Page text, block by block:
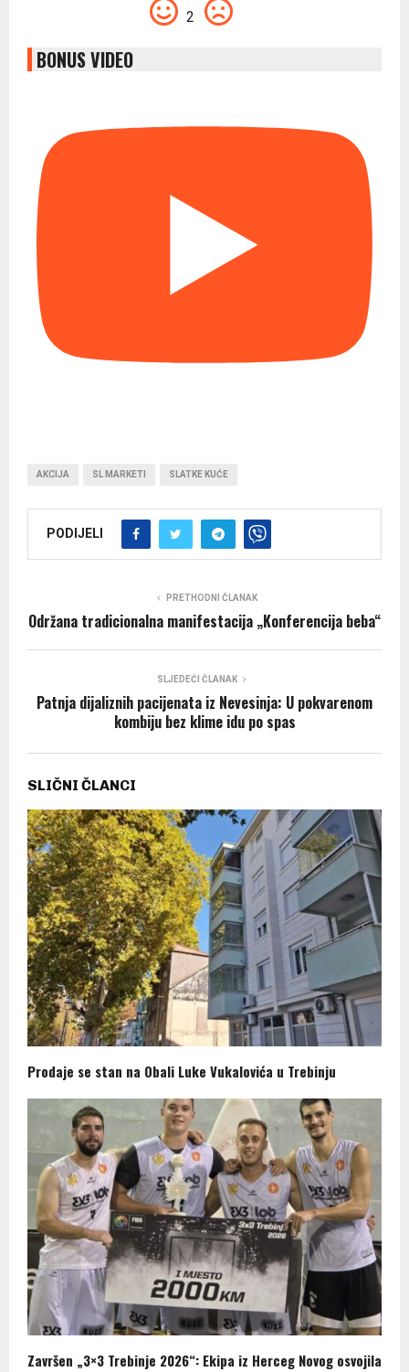
2
BONUS VIDEO
AKCIJA SL MARKETI SLATKE KUĆE
PODIJELI
PRETHODNI ČLANAK
Održana tradicionalna manifestacija „Konferencija beba“
SLJEDEĆI ČLANAK
Patnja dijaliznih pacijenata iz Nevesinja: U pokvarenom
kombiju bez klime idu po spas
SLIČNI ČLANCI
Prodaje se stan na Obali Luke Vukalovića u Trebinju
Završen „3×3 Trebinje 2026“: Ekipa iz Herceg Novog osvojila